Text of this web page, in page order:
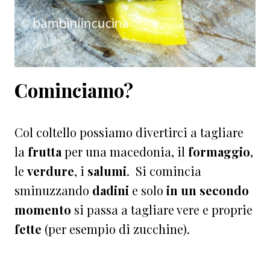
Cominciamo?
Col coltello possiamo divertirci a tagliare
la frutta per una macedonia, il formaggio,
le verdure, i salumi. Si comincia
sminuzzando dadini e solo in un secondo
momento si passa a tagliare vere e proprie
fette (per esempio di zucchine).